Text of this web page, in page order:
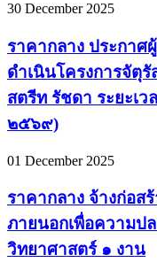
30 December 2025
ราคากลาง ประกาศ
ดำเนินโครงการจัตุ
สตรีท รัชดา ระยะเ
๒๕๖๙)
01 December 2025
ราคากลาง จ้างก่อส
ภายนอกเพื่อความ
วิทยาศาสตร์ ๑ งาน